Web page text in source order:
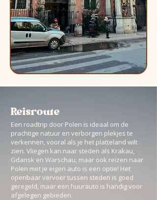
Reisroute
Een roadtrip door Polen is ideaal om de
prachtige natuur en verborgen plekjes te
verkennen, vooral als je het platteland wilt
zien. Vliegen kan naar steden als Krakau,
Gdansk en Warschau, maar ook reizen naar
Polen met je eigen auto is een optie! Het
openbaar vervoer tussen steden is goed
geregeld, maar een huurauto is handig voor
afgelegen gebieden.